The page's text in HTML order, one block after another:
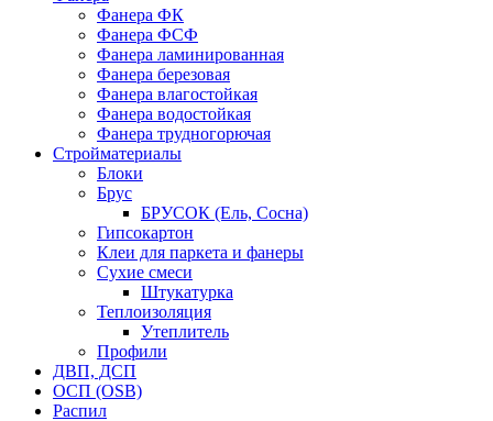
Фанера ФК
Фанера ФСФ
Фанера ламинированная
Фанера березовая
Фанера влагостойкая
Фанера водостойкая
Фанера трудногорючая
Стройматериалы
Блоки
Брус
БРУСОК (Ель, Сосна)
Гипсокартон
Клеи для паркета и фанеры
Сухие смеси
Штукатурка
Теплоизоляция
Утеплитель
Профили
ДВП, ДСП
ОСП (OSB)
Распил